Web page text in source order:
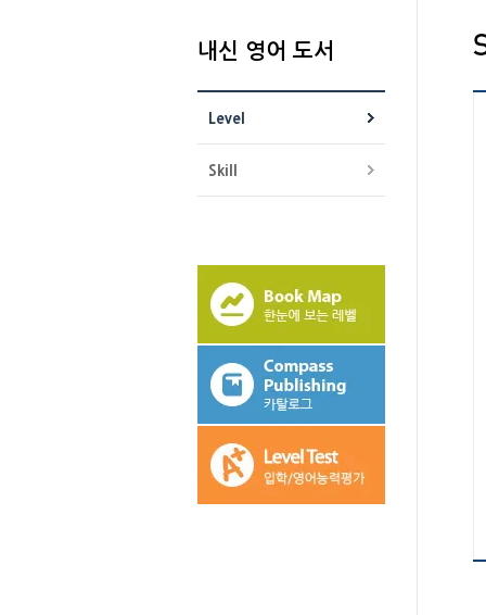
내신 영어 도서
Level
Skill